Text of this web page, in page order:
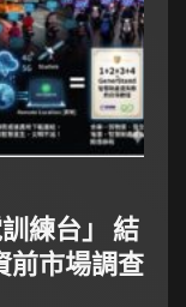
練台」 結
前市場調查